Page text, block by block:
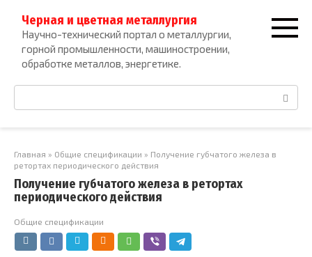
контенту
Черная и цветная металлургия
Научно-технический портал о металлургии,
горной промышленности, машиностроении,
обработке металлов, энергетике.
Поиск:
Главная » Общие спецификации » Получение губчатого железа в
ретортах периодического действия
Получение губчатого железа в ретортах
периодического действия
Общие спецификации